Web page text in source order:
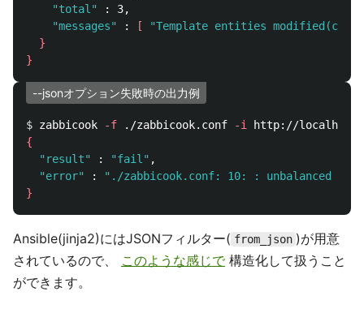
"total"
: 3,
"messages"
: [
"Template entities
}
}
--jsonオプション失敗時の出力例
$ zabbicook -f ./zabbicook.conf -i
http://
{
"result"
: "fail" ,
"error"
:
"./zabbicook.conf: 10: : unbalanced
}
Ansible(jinja2)にはJSONフィルター( from_json )が用意
されているので、 このような感じで構造化して扱うこと
ができます。